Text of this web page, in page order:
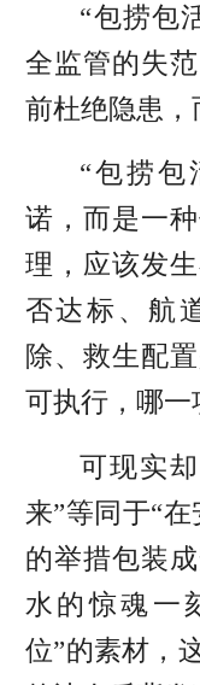
“包捞包
全监管的失
前杜绝隐患，
“包捞包
诺，而是一
理，应该发
否达标、航
除、救生配
可执行，哪一
可现实
来”等同于“
的举措包装
水的惊魂一
位”的素材，